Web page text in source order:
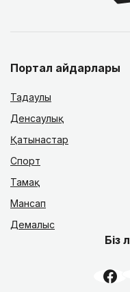
Портал айдарлары
Таңдаулы
Денсаулық
Қатынастар
Спорт
Тамақ
Мансап
Демалыс
Біз